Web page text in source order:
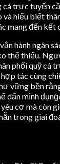
cá trực tuyến
hiểu biết
mang đến kết
hành ngân
thể thiếu.
phối quỹ cá
tác cùng
vững bền
dấn mình
cơ mà còn
trong giai